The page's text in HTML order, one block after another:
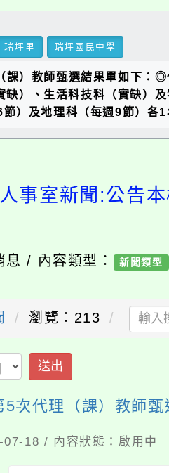
瑞坪里 瑞坪國民中學
）教師甄選結果單如下：
缺）、生活科技科（實缺）
）及地理科（每週9節）各
事室新聞:公告
/ 內容類型： 新聞類型
瀏覽：213
送出
次代理（課）教師甄
18 / 內容狀態：啟用中